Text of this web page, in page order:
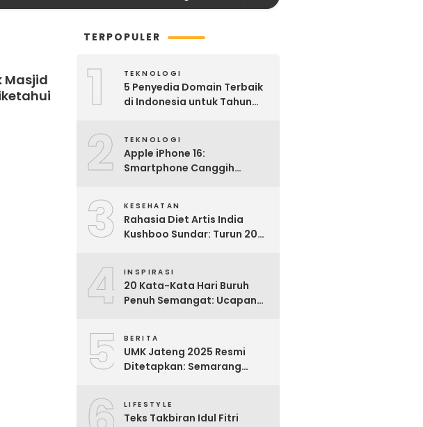
Masjid
TERPOPULER
1 TEKNOLOGI
5 Penyedia Domain Terbaik
di Indonesia untuk Tahun
2 TEKNOLOGI
Apple iPhone 16:
Smartphone Canggih
3 KESEHATAN
Rahasia Diet Artis India
Kushboo Sundar: Turun 20
4 INSPIRASI
20 Kata-Kata Hari Buruh
Penuh Semangat: Ucapan
5 BERITA
UMK Jateng 2025 Resmi
Ditetapkan: Semarang
LIFESTYLE
Teks Takbiran Idul Fitri